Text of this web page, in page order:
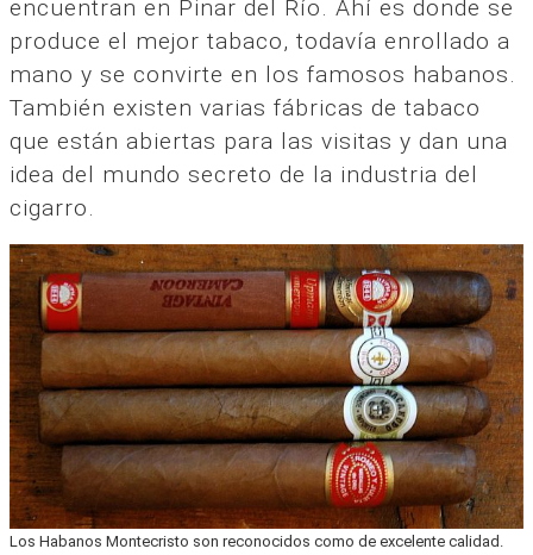
encuentran en Pinar del Río. Ahí es donde se
produce el mejor tabaco, todavía enrollado a
mano y se convirte en los famosos habanos.
También existen varias fábricas de tabaco
que están abiertas para las visitas y dan una
idea del mundo secreto de la industria del
cigarro.
Los Habanos Montecristo son reconocidos como de excelente calidad.